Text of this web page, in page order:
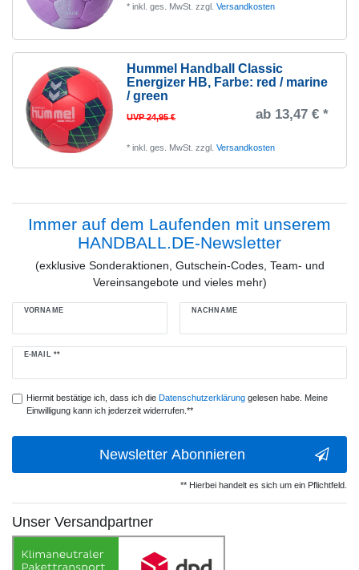
*inkl. ges. MwSt. zzgl.Versandkosten
Hummel Handball Classic
Energizer HB, Farbe: red / marine
/ green
UVP 24,95 € ab 13,47 € *
*inkl. ges. MwSt. zzgl.Versandkosten
Immer auf dem Laufenden mit unserem
HANDBALL.DE-Newsletter
(exklusive Sonderaktionen, Gutschein-Codes, Team- und
Vereinsangebote und vieles mehr)
VORNAME NACHNAME
E-MAIL **
Newsletter
Hiermit bestätige ich, dass ich die Daten­schutz­erklärunggelesen habe. Meine
Einwilligung kann ich jederzeit widerrufen.**
Newsletter Abonnieren
** Hierbei handelt es sich um ein Pflichtfeld.
Unser Versandpartner